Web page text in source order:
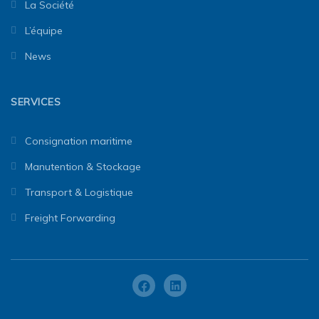
La Société
L’équipe
News
SERVICES
Consignation maritime
Manutention & Stockage
Transport & Logistique
Freight Forwarding